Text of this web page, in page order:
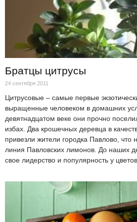
Братцы цитрусы
24 сентября 2011
Цитрусовые – самые первые
выращенные человеком в домашних
девятнадцатом веке они прочно
избах. Два крошечных деревца в
привезли жители городка Павлово,
линия Павловских лимонов. До наших
свое лидерство и популярность у